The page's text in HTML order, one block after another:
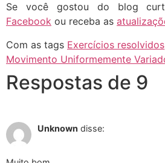
Se você gostou do blog
Facebook ou receba as
Com as tags Exercícios resolvidos
Movimento Uniformemente
Respostas de 9
Unknown disse: